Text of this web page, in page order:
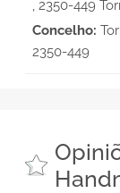
, 2350-449
Concelho:
2350-449